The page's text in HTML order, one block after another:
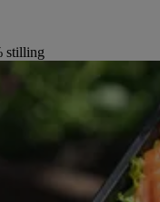
stilling